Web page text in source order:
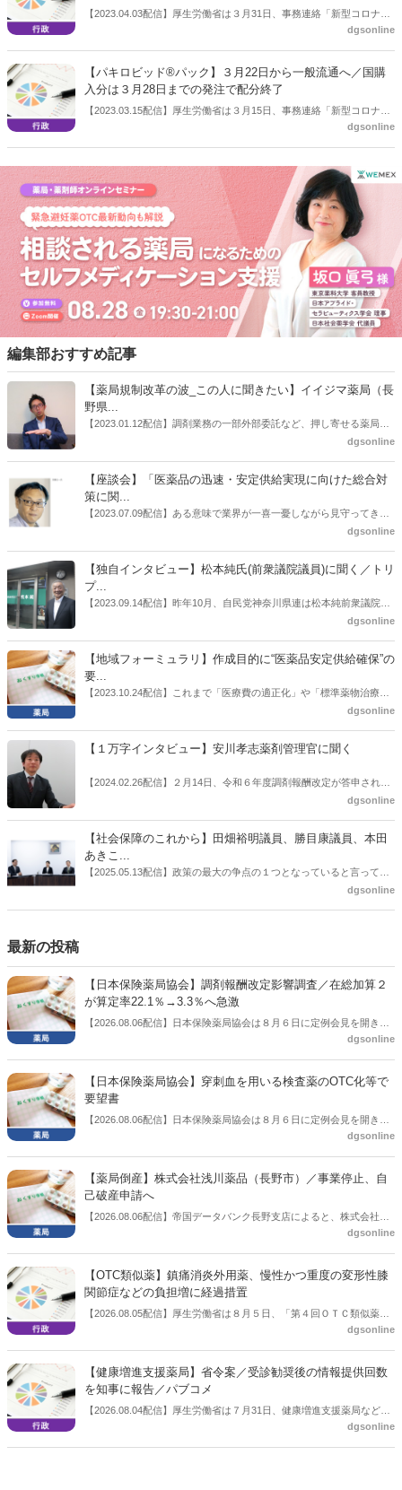
例は令和５年７月31日で終了
【2023.04.03配信】厚生労働省は３月31日、事務連絡「新型コロナウ
イルス感染症の感染症法上の位置づけの変更に伴う新型コロナウイル
調剤報酬関連では、コロナ患者への調剤に関わるものでは「在宅患者
緊急訪問薬剤管理指導料１」（500 点）を継続するほか、店頭でのコ
ロナ薬調剤では「服薬管理指導料」について2倍とする内容を記載。
また高齢者施設においても「在宅患者緊急訪問薬剤管理指導料１」が
算定できる内容。加えて、オンライン服薬指導については、いわゆ
る“0410通知”の特例を令和５年７月 31 日をもって終了するとした。
dgsonline
【パキロビッド®パック】３月22日から一般流通へ／国購
入分は３月28日までの発注で配分終了
【2023.03.15配信】厚生労働省は３月15日、事務連絡「新型コロナウ
イルス感染症における経口抗ウイルス薬（パキロビッド®パック）の
３月22日から一般流通が開始されることに伴い、国購入分の配分は３
月28日15時までの発注をもって終了とするとしている。
dgsonline
編集部おすすめ記事
【薬局規制改革の波_この人に聞きたい】イイジマ薬局（長
野県...
【2023.01.12配信】調剤業務の一部外部委託など、押し寄せる薬局業
界への規制改革の波。この規制改革の波を薬局業界はどう受け止めた
はないだろうか。本紙ではこうした問題について、厚労省「薬局薬剤
師の業務及び薬局の機能に関するワーキンググループ」に参考人とし
ても出席していたイイジマ薬局（長野県上田市）開設者である飯島裕
dgsonline
【座談会】「医薬品の迅速・安定供給実現に向けた総合対
策に関...
【2023.07.09配信】ある意味で業界が一喜一憂しながら見守ってきた
厚労省「医薬品の迅速・安定供給実現に向けた総合対策に関する有識
書がとりまとめられた。ドラビズon-lineでは検討会を総括する目的で
厚労省医政局医薬産業振興・医療情報企画課長（医薬産業振興・医療
情報企画課セルフケア・セルフメディケーション推進室長併任）安藤
公一氏や青山学院大学名誉教授の三村優美子氏、 日本保険薬局協会医
dgsonline
【独自インタビュー】松本純氏(前衆議院議員)に聞く／トリ
プ...
【2023.09.14配信】昨年10月、自民党神奈川県連は松本純前衆議院議
員を「自民党神奈川1区」（横浜市中区・磯子区・金沢区）の支部長
候補の前提となるもの。薬剤師に関わる政策に広く・深く関わってき
た同氏の復活に向けた薬剤師業界の期待には熱いものがある。不透明
感の払拭できない医療・介護・障害者サービスのトリプル改定等へ
の、薬剤師業界の強い危機感の裏返しといってもいいだろう。本稿で
dgsonline
【地域フォーミュラリ】作成目的に“医薬品安定供給確保”の
要...
【2023.10.24配信】これまで「医療費の適正化」や「標準薬物治療の
推進」などが目的とされることが多かった地域フォーミュラリの作
た。医薬品の安定供給確保だ。10月22日に開かれた「日本フォーミュ
飯田市）は、会員薬局から安定供給確保への強い要望があったことを
受け、安定供給確保が見込めるPPI３成分について銘柄を含めて選定
dgsonline
【１万字インタビュー】安川孝志薬剤管理官に聞く
【2024.02.26配信】２月14日、令和６年度調剤報酬改定が答申され
た。本紙では、厚生労働省保険局医療課・薬剤管理官の安川孝志氏
dgsonline
【社会保障のこれから】田畑裕明議員、勝目康議員、本田
あきこ...
【2025.05.13配信】政策の最大の争点の１つとなっていると言っても
よいのが社会保障のこれからのあり方だ。特に与党では、政府関係者
dgsonline
最新の投稿
【日本保険薬局協会】調剤報酬改定影響調査／在総加算２
が算定率22.1％→3.3％へ急激
【2026.08.06配信】日本保険薬局協会は８月６日に定例会見を開き、
「令和８年度調剤報酬改定に係る保険薬局への影響」の調査結果を公
3.3％へ大きく低下した。
dgsonline
【日本保険薬局協会】穿刺血を用いる検査薬のOTC化等で
要望書
【2026.08.06配信】日本保険薬局協会は８月６日に定例会見を開き、
「穿刺血を用いる検査薬のOTC化等に関する要望書」を厚生労働省 医
dgsonline
【薬局倒産】株式会社浅川薬品（長野市）／事業停止、自
己破産申請へ
【2026.08.06配信】帝国データバンク長野支店によると、株式会社浅
川薬品（長野市）は7月31日に事業を停止し、自己破産申請の準備に
dgsonline
【OTC類似薬】鎮痛消炎外用薬、慢性かつ重度の変形性膝
関節症などの負担増に経過措置
【2026.08.05配信】厚生労働省は８月５日、「第４回ＯＴＣ類似薬の
保険給付の見直しの実施に向けた技術的検討会」を開催。「中間とり
会等に報告し、令和８年秋頃を目途に結論を得る予定。
dgsonline
【健康増進支援薬局】省令案／受診勧奨後の情報提供回数
を知事に報告／パブコメ
【2026.08.04配信】厚生労働省は７月31日、健康増進支援薬局などに
関する省令案を示し、パブコメを開始した。受診勧奨を行った後に、
dgsonline